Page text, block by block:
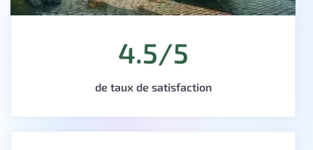
4.5/5
de taux de satisfaction